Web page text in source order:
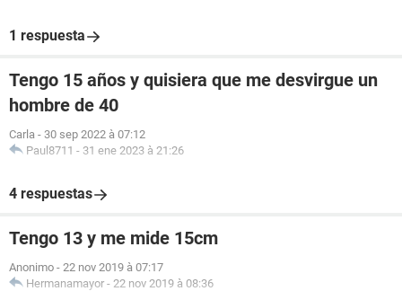
1 respuesta
Tengo 15 años y quisiera que me desvirgue un
hombre de 40
Carla - 30 sep 2022 à 07:12
Paul8711 - 31 ene 2023 à 21:26
4 respuestas
Tengo 13 y me mide 15cm
Anonimo - 22 nov 2019 à 07:17
Hermanamayor - 22 nov 2019 à 08:36